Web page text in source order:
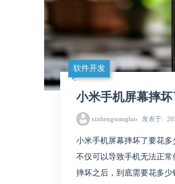
软件开发
小米手机屏幕摔
xinhengwangluo 发表于
小米手机屏幕摔坏了要花多
不仅可以导致手机无法正
摔坏之后，到底需要花多